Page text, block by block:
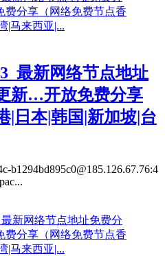
最新网络节点地址
新…开放免费分享
|日本|韩国|新加坡|台
b1294bd895c0@185.126.67.76:4